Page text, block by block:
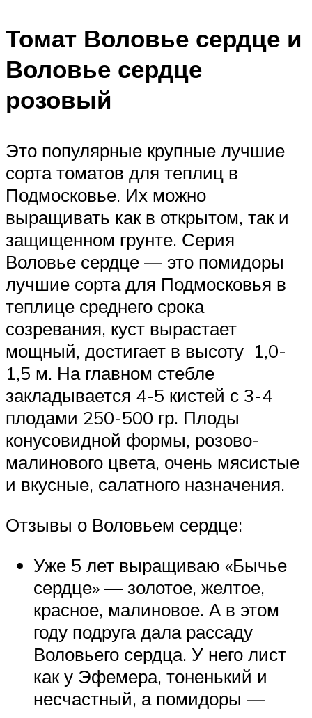
Томат Воловье сердце и
Воловье сердце
розовый
Это популярные крупные лучшие
сорта томатов для теплиц в
Подмосковье. Их можно
выращивать как в открытом, так и
защищенном грунте. Серия
Воловье сердце — это помидоры
лучшие сорта для Подмосковья в
теплице среднего срока
созревания, куст вырастает
мощный, достигает в высоту 1,0-
1,5 м. На главном стебле
закладывается 4-5 кистей с 3-4
плодами 250-500 гр. Плоды
конусовидной формы, розово-
малинового цвета, очень мясистые
и вкусные, салатного назначения.
Отзывы о Воловьем сердце:
Уже 5 лет выращиваю «Бычье
сердце» — золотое, желтое,
красное, малиновое. А в этом
году подруга дала рассаду
Воловьего сердца. У него лист
как у Эфемера, тоненький и
несчастный, а помидоры —